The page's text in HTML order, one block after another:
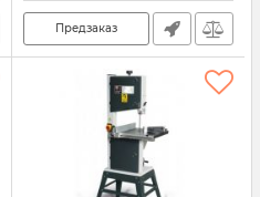
Предзаказ